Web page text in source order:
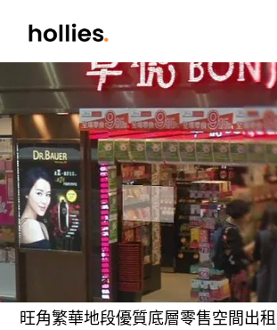
旺角繁華地段優質底層零售空間出租